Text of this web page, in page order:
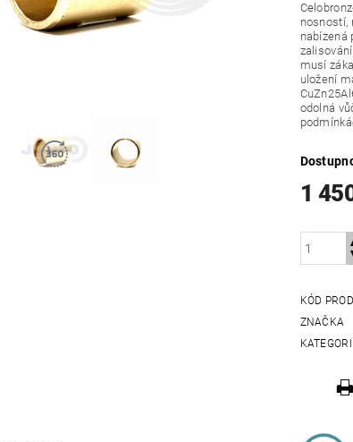
nosností,
nabízená
musí
uložení
odolná
1
KÓD
ZNAČKA